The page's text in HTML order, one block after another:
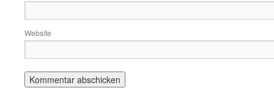
Website